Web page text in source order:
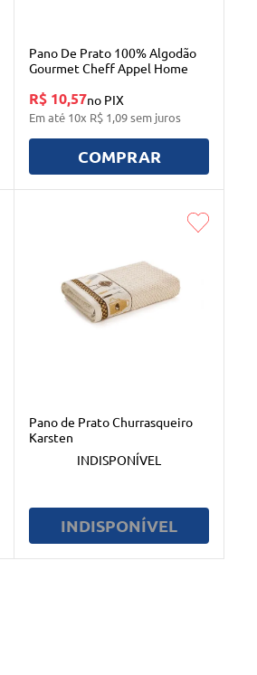
Pano De Prato 100% Algodão
Gourmet Cheff Appel Home
R$ 10,57no PIX
Em até 10x R$ 1,09sem juros
COMPRAR
Pano de Prato Churrasqueiro
Karsten
INDISPONÍVEL
INDISPONÍVEL